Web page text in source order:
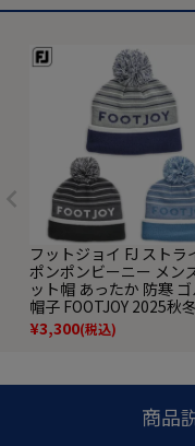
フットジョイ FJ ストラ
ポンポンビーニー メン
ット帽 あったか 防寒 ゴ
帽子 FOOTJOY 2025秋
ル 日本正規品
¥3,300(税込)
商品